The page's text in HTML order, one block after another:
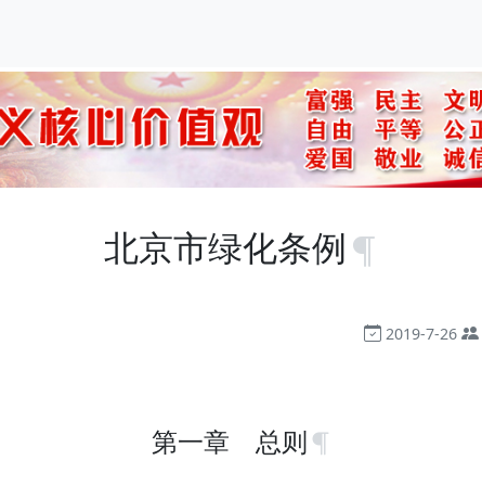
北京市绿化条例
2019-7-26
第一章 总则